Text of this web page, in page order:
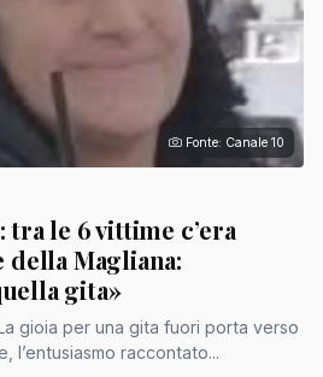
Fonte: Canale 10
le 6 vittime c’era
Magliana:
gita»
l’entusiasmo raccontato...